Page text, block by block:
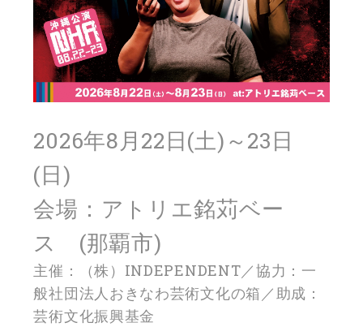
2026年8月22日(土)～23日
(日)
会場：アトリエ銘苅ベー
ス (那覇市)
主催：（株）INDEPENDENT／協力：一
般社団法人おきなわ芸術文化の箱／助成：
芸術文化振興基金